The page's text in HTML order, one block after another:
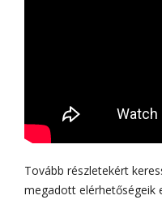
Tovább részletekért
megadott elérhetőségeik